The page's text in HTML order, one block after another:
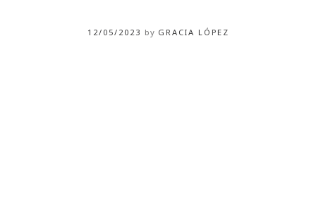
12/05/2023 by GRACIA LÓPEZ